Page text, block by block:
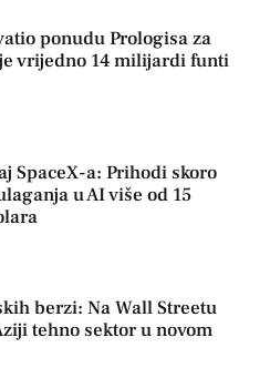
ponudu Prologisa za
vrijedno 14 milijardi funti
SpaceX-a: Prihodi skoro
u AI više od 15
berzi: Na Wall Streetu
tehno sektor u novom